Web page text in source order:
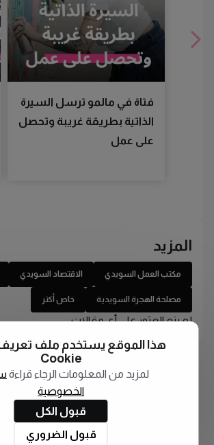
فتاة في مالمو ترسل السيرة
الذاتية بطريقة غريبة وتحصل
على عمل
المزيد
مكتب العمل السويدي الاقتصاد السويدي
مصلحة الهجرة السويدية خاص أكتر
لم يتم العثور على أي مقالات
هذا الموقع يستخدم ملف تعريف
Cookie
لمزيد من المعلومات الرجاء قراءة
الخصوصية
قبول الكل
قبول الضروري